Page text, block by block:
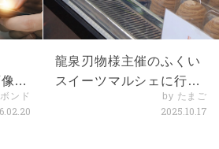
体
ンド
龍泉刃物様主催のふくい
スイーツマルシェに行っ
by たまご
2025.10.17